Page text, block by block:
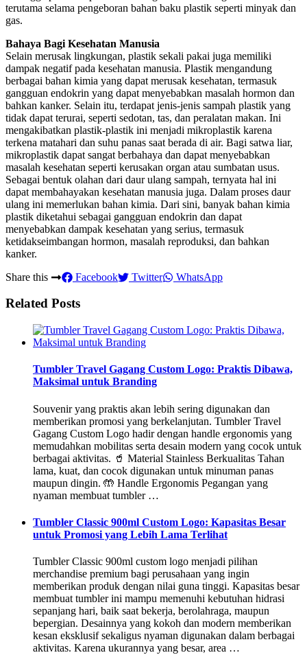
terutama selama pengeboran bahan baku plastik seperti minyak dan
gas.
Bahaya Bagi Kesehatan Manusia
Selain merusak lingkungan, plastik sekali pakai juga memiliki
dampak negatif pada kesehatan manusia. Plastik mengandung
berbagai bahan kimia yang dapat merusak kesehatan, termasuk
gangguan endokrin yang dapat menyebabkan masalah hormon dan
bahkan kanker. Selain itu, terdapat jenis-jenis sampah plastik yang
tidak dapat terurai, seperti sedotan, tas, dan peralatan makan. Ini
mengakibatkan plastik-plastik ini menjadi mikroplastik karena
terkena matahari dan suhu panas saat berada di air. Bagi satwa liar,
mikroplastik dapat sangat berbahaya dan dapat menyebabkan
masalah kesehatan seperti kerusakan organ atau sumbatan usus.
Sebagai bentuk olahan dari daur ulang sampah, ternyata hal ini
dapat membahayakan kesehatan manusia juga. Dalam proses daur
ulang ini memerlukan bahan kimia. Dari sini, banyak bahan kimia
plastik diketahui sebagai gangguan endokrin dan dapat
menyebabkan dampak kesehatan yang serius, termasuk
ketidakseimbangan hormon, masalah reproduksi, dan bahkan
kanker.
Share this
Facebook Twitter WhatsApp
Related Posts
Tumbler Travel Gagang Custom Logo: Praktis Dibawa,
Maksimal untuk Branding
Souvenir yang praktis akan lebih sering digunakan dan
memberikan promosi yang berkelanjutan. Tumbler Travel
Gagang Custom Logo hadir dengan handle ergonomis yang
memudahkan mobilitas serta desain modern yang cocok untuk
berbagai aktivitas. 🥤 Material Stainless Berkualitas Tahan
lama, kuat, dan cocok digunakan untuk minuman panas
maupun dingin. 🤲 Handle Ergonomis Pegangan yang
nyaman membuat tumbler …
Tumbler Classic 900ml Custom Logo: Kapasitas Besar
untuk Promosi yang Lebih Lama Terlihat
Tumbler Classic 900ml custom logo menjadi pilihan
merchandise premium bagi perusahaan yang ingin
memberikan produk dengan nilai guna tinggi. Kapasitas besar
membuat tumbler ini mampu memenuhi kebutuhan hidrasi
sepanjang hari, baik saat bekerja, berolahraga, maupun
bepergian. Desainnya yang kokoh dan modern memberikan
kesan eksklusif sekaligus nyaman digunakan dalam berbagai
aktivitas. Karena ukurannya yang besar, area …